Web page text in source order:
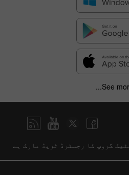
See
گروپ کا رجسٹرڈ ٹریڈ مارک ہے